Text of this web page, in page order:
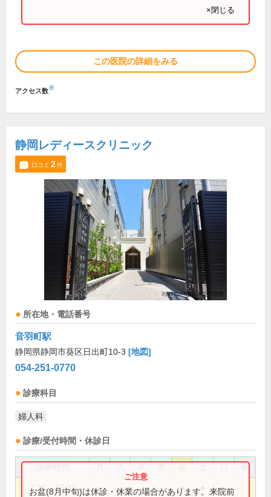
×閉じる
この医院の詳細をみる
アクセス数※
静岡レディースクリニック
口コミ 2件
所在地・電話番号
音羽町駅
静岡県静岡市葵区日出町10-3 [地図]
054-251-0770
診療科目
婦人科
診療/受付時間・休診日
祝
7:30～13:30 ●
お盆(8月中旬)は休診・休業の場合があります。来院前